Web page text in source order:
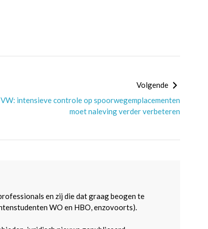
Volgende
intensieve controle op spoorwegemplacementen
moet naleving verder verbeteren
en zij die dat graag beogen te
WO en HBO, enzovoorts).